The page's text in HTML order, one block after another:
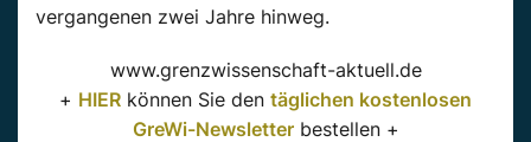
vergangenen zwei Jahre hinweg.
www.grenzwissenschaft-aktuell.de
+ HIER können Sie den täglichen kostenlosen
GreWi-Newsletterbestellen +